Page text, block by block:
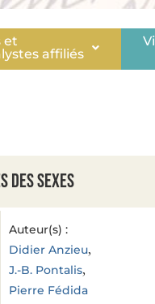
et
affiliés
des sexes
Auteur(s) :
Didier Anzieu,
J.-B. Pontalis,
Pierre Fédida